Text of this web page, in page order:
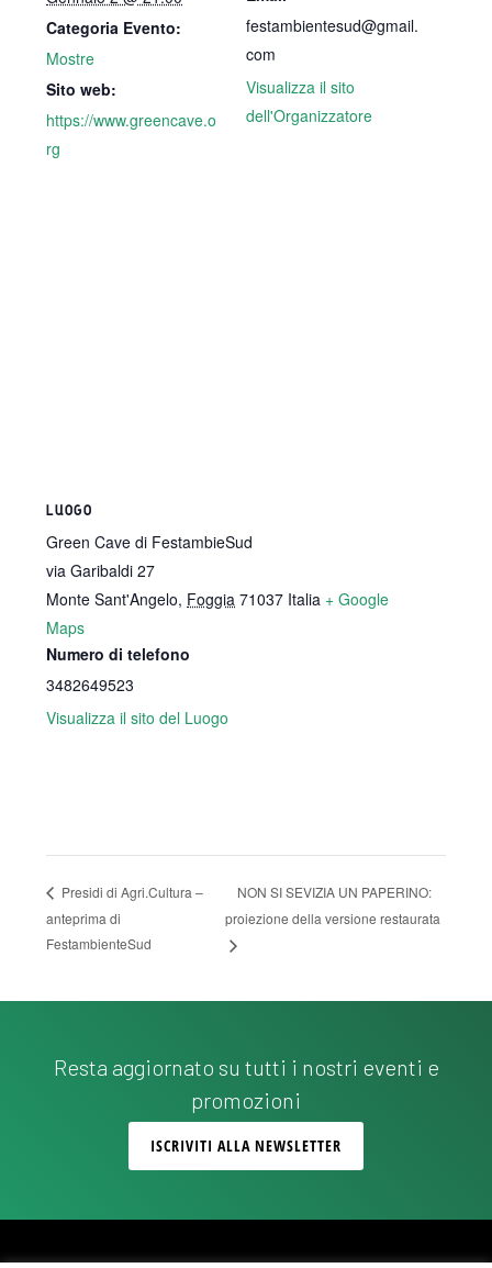
Categoria Evento:
Mostre
Sito web:
https://www.greencave.o
rg
festambientesud@gmail.
com
Visualizza il sito
dell'Organizzatore
LUOGO
Green Cave di FestambieSud
via Garibaldi 27
Monte Sant'Angelo, Foggia 71037 Italia + Google
Maps
Numero di telefono
3482649523
Visualizza il sito del Luogo
Presidi di Agri.Cultura –
anteprima di
FestambienteSud
NON SI SEVIZIA UN PAPERINO:
proiezione della versione restaurata
Resta aggiornato su tutti i nostri eventi e
promozioni
ISCRIVITI ALLA NEWSLETTER